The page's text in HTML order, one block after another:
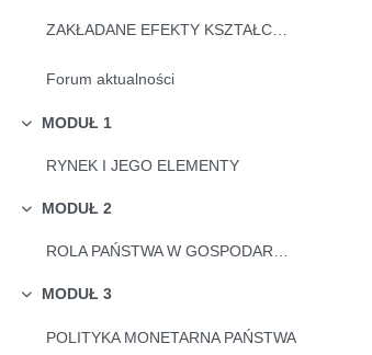
ZAKŁADANE EFEKTY KSZTAŁCENIA W ZAKRESIE
Forum aktualności
Collapse
MODUŁ 1
RYNEK I JEGO ELEMENTY
Collapse
MODUŁ 2
Collapse
MODUŁ 3
POLITYKA MONETARNA PAŃSTWA